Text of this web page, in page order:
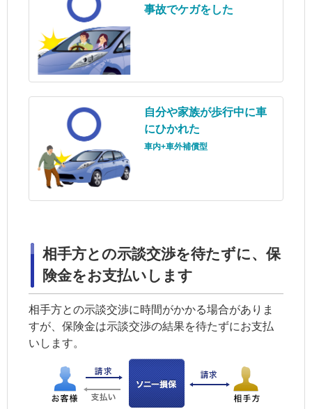
事故でケガをした
自分や家族が歩行中に車
にひかれた
車内+車外補償型
相手方との示談交渉を待たずに、保
険金をお支払いします
相手方との示談交渉に時間がかかる場合がありま
すが、保険金は示談交渉の結果を待たずにお支払
いします。